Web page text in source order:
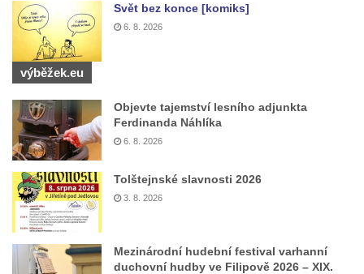
Vyhlídka Pekelské sázky před osadou
Přebytek u Lázní Libverda
Vyhlídka Hejnické Madony u hřbitova v
Vyhlídka Dobrého ducha MUHU u Obřího
sudu v Lázních Libverda
Vyhlídka Hájníkova Kohouta východně od
Lázní Libverda
Vyhlídka Ptačí kámen u Vysoké Lípy
Slunečná brána
Schachtenstein
Svět bez konce [komiks]
6. 8. 2026
výběžek.eu
Objevte tajemství lesního adjunkta
Ferdinanda Náhlíka
6. 8. 2026
Tolštejnské slavnosti 2026
3. 8. 2026
Mezinárodní hudební festival varhanní
duchovní hudby ve Filipově 2026 – XIX.